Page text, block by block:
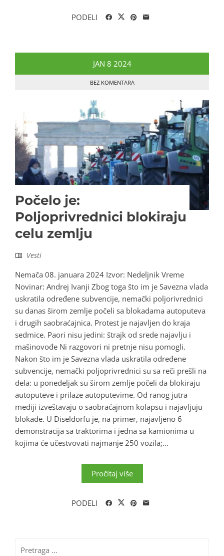
PODELI
JAN 8 2024
BEZ KOMENTARA
Počelo je:
Poljoprivrednici blokiraju
celu zemlju
Vesti
Nemača 08. januara 2024 Izvor: Nedeljnik Vreme
Novinar: Andrej Ivanji Zbog toga što im je Savezna vlada
uskratila određene subvencije, nemački poljorivrednici
su danas širom zemlje počeli sa blokadama autoputeva
i drugih saobraćajnica. Protest je najavljen do kraja
sedmice. Paori nisu jedini: štrajk od srede najavlju i
mašinovođe Ni razgovori ni pretnje nisu pomogli.
Nakon što im je Savezna vlada uskratila određene
subvencije, nemački poljoprivrednici su sa reči prešli na
dela: u ponedeljak su širom zemlje počeli da blokiraju
autoputeve i prilaze autoputevime. Od ranog jutra
mediji izveštavaju o saobraćajnom kolapsu i najavljuju
blokade. U Diseldorfu je, na primer, najavljeno 6
demonstracija sa traktorima i jedna sa kamionima u
kojima će učestvovati najmanje 250 vozila;...
Pročitaj više
PODELI